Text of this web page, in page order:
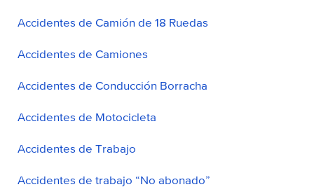
Accidentes de Camión de 18 Ruedas
Accidentes de Camiones
Accidentes de Conducción Borracha
Accidentes de Motocicleta
Accidentes de Trabajo
Accidentes de trabajo “No abonado”